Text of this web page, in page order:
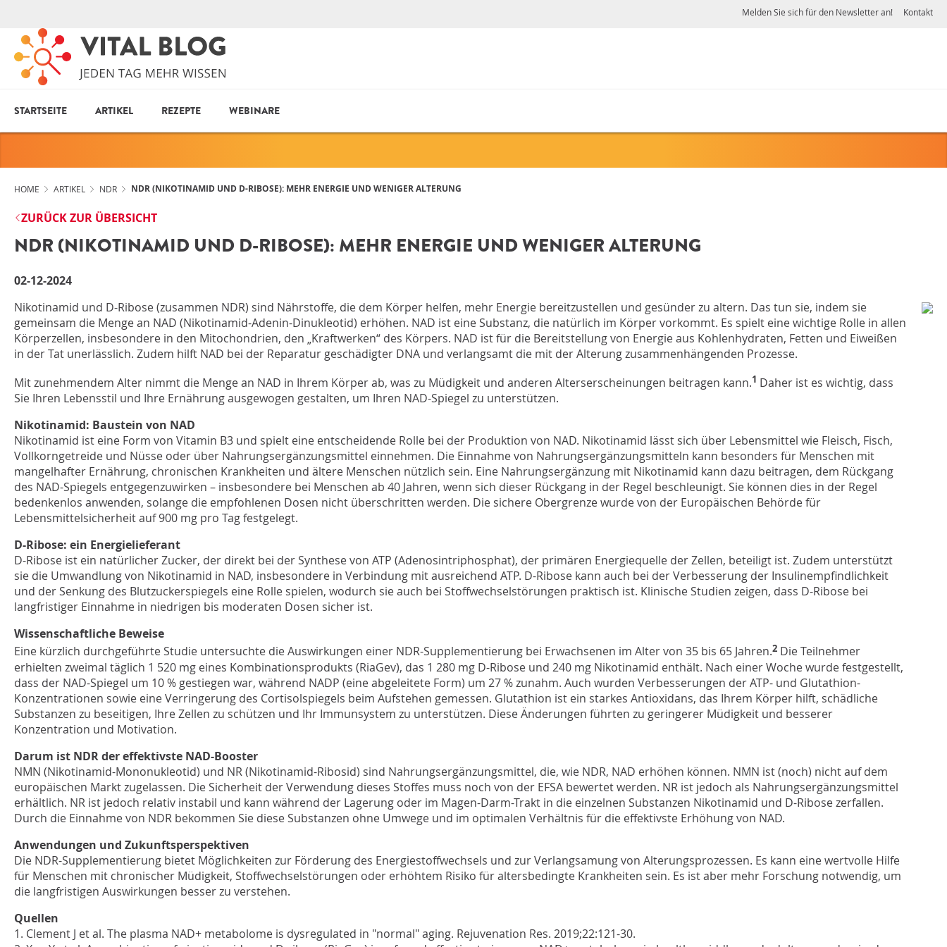
Melden Sie sich für den Newsletter an! Kontakt
STARTSEITE ARTIKEL REZEPTE WEBINARE
HOME ARTIKEL NDR NDR (NIKOTINAMID UND D-RIBOSE): MEHR ENERGIE UND WENIGER ALTERUNG
ZURÜCK ZUR ÜBERSICHT
NDR (NIKOTINAMID UND D-RIBOSE): MEHR ENERGIE UND WENIGER ALTERUNG
02-12-2024
Nikotinamid und D-Ribose (zusammen NDR) sind Nährstoffe, die dem Körper helfen, mehr Energie bereitzustellen und gesünder zu altern. Das tun sie, indem sie
gemeinsam die Menge an NAD (Nikotinamid-Adenin-Dinukleotid) erhöhen. NAD ist eine Substanz, die natürlich im Körper vorkommt. Es spielt eine wichtige Rolle in allen
Körperzellen, insbesondere in den Mitochondrien, den „Kraftwerken“ des Körpers. NAD ist für die Bereitstellung von Energie aus Kohlenhydraten, Fetten und Eiweißen
in der Tat unerlässlich. Zudem hilft NAD bei der Reparatur geschädigter DNA und verlangsamt die mit der Alterung zusammenhängenden Prozesse.
Mit zunehmendem Alter nimmt die Menge an NAD in Ihrem Körper ab, was zu Müdigkeit und anderen Alterserscheinungen beitragen kann.1 Daher ist es wichtig, dass
Sie Ihren Lebensstil und Ihre Ernährung ausgewogen gestalten, um Ihren NAD-Spiegel zu unterstützen.
Nikotinamid: Baustein von NAD
Nikotinamid ist eine Form von Vitamin B3 und spielt eine entscheidende Rolle bei der Produktion von NAD. Nikotinamid lässt sich über Lebensmittel wie Fleisch, Fisch,
Vollkorngetreide und Nüsse oder über Nahrungsergänzungsmittel einnehmen. Die Einnahme von Nahrungsergänzungsmitteln kann besonders für Menschen mit
mangelhafter Ernährung, chronischen Krankheiten und ältere Menschen nützlich sein. Eine Nahrungsergänzung mit Nikotinamid kann dazu beitragen, dem Rückgang
des NAD-Spiegels entgegenzuwirken – insbesondere bei Menschen ab 40 Jahren, wenn sich dieser Rückgang in der Regel beschleunigt. Sie können dies in der Regel
bedenkenlos anwenden, solange die empfohlenen Dosen nicht überschritten werden. Die sichere Obergrenze wurde von der Europäischen Behörde für
Lebensmittelsicherheit auf 900 mg pro Tag festgelegt.
D-Ribose: ein Energielieferant
D-Ribose ist ein natürlicher Zucker, der direkt bei der Synthese von ATP (Adenosintriphosphat), der primären Energiequelle der Zellen, beteiligt ist. Zudem unterstützt
sie die Umwandlung von Nikotinamid in NAD, insbesondere in Verbindung mit ausreichend ATP. D-Ribose kann auch bei der Verbesserung der Insulinempfindlichkeit
und der Senkung des Blutzuckerspiegels eine Rolle spielen, wodurch sie auch bei Stoffwechselstörungen praktisch ist. Klinische Studien zeigen, dass D-Ribose bei
langfristiger Einnahme in niedrigen bis moderaten Dosen sicher ist.
Wissenschaftliche Beweise
Eine kürzlich durchgeführte Studie untersuchte die Auswirkungen einer NDR-Supplementierung bei Erwachsenen im Alter von 35 bis 65 Jahren.2 Die Teilnehmer
erhielten zweimal täglich 1 520 mg eines Kombinationsprodukts (RiaGev), das 1 280 mg D-Ribose und 240 mg Nikotinamid enthält. Nach einer Woche wurde festgestellt,
dass der NAD-Spiegel um 10 % gestiegen war, während NADP (eine abgeleitete Form) um 27 % zunahm. Auch wurden Verbesserungen der ATP- und Glutathion-
Konzentrationen sowie eine Verringerung des Cortisolspiegels beim Aufstehen gemessen. Glutathion ist ein starkes Antioxidans, das Ihrem Körper hilft, schädliche
Substanzen zu beseitigen, Ihre Zellen zu schützen und Ihr Immunsystem zu unterstützen. Diese Änderungen führten zu geringerer Müdigkeit und besserer
Konzentration und Motivation.
Darum ist NDR der effektivste NAD-Booster
NMN (Nikotinamid-Mononukleotid) und NR (Nikotinamid-Ribosid) sind Nahrungsergänzungsmittel, die, wie NDR, NAD erhöhen können. NMN ist (noch) nicht auf dem
europäischen Markt zugelassen. Die Sicherheit der Verwendung dieses Stoffes muss noch von der EFSA bewertet werden. NR ist jedoch als Nahrungsergänzungsmittel
erhältlich. NR ist jedoch relativ instabil und kann während der Lagerung oder im Magen-Darm-Trakt in die einzelnen Substanzen Nikotinamid und D-Ribose zerfallen.
Durch die Einnahme von NDR bekommen Sie diese Substanzen ohne Umwege und im optimalen Verhältnis für die effektivste Erhöhung von NAD.
Anwendungen und Zukunftsperspektiven
Die NDR-Supplementierung bietet Möglichkeiten zur Förderung des Energiestoffwechsels und zur Verlangsamung von Alterungsprozessen. Es kann eine wertvolle Hilfe
für Menschen mit chronischer Müdigkeit, Stoffwechselstörungen oder erhöhtem Risiko für altersbedingte Krankheiten sein. Es ist aber mehr Forschung notwendig, um
die langfristigen Auswirkungen besser zu verstehen.
Quellen
1. Clement J et al. The plasma NAD+ metabolome is dysregulated in "normal" aging. Rejuvenation Res. 2019;22:121-30.